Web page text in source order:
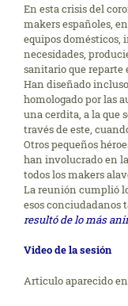
En esta crisis del
makers españoles,
equipos domésticos,
necesidades,
sanitario que reparte
Han diseñado
homologado por las
una cerdita, a la que
través de este,
Otros pequeños
han involucrado en
todos los makers
La reunión cumplió
esos conciudadanos
resultó de lo más
Video de la sesión
Articulo aparecido